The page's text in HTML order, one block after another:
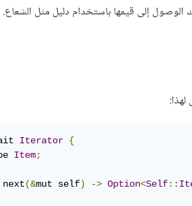
الوصول إلى قيمها باستخدام دليل مثل الشعاع.
Iterator {
Item;
next
(&mut self) -> Option<Self::